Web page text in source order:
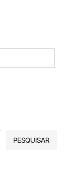
PESQUISAR